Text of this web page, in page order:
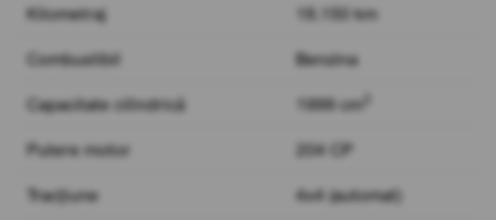
Kilometraj 18.150 km
Combustibil Benzina
Capacitate cilindrică 1999 cm
Putere motor 204 CP
Tracțiune 4x4 (automat)